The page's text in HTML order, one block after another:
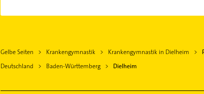
Walldorf Baden
Sandhausen Baden
Immobilienmakler
Hausarzt
Gelbe Seiten Krankengymnastik Krankengymnastik in Dielheim
Deutschland
Baden-Württemberg Dielheim